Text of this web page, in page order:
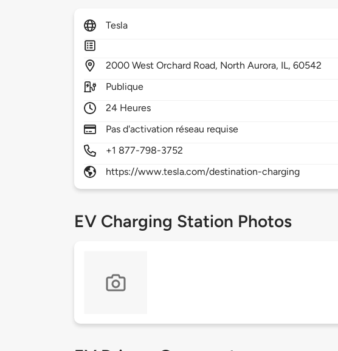
Tesla
2000West Orchard Road, North Aurora, IL,60542
Publique
24 Heures
Pas d'activation réseau requise
+1 877-798-3752
https://www.tesla.com/destination-charging
EV Charging Station Photos